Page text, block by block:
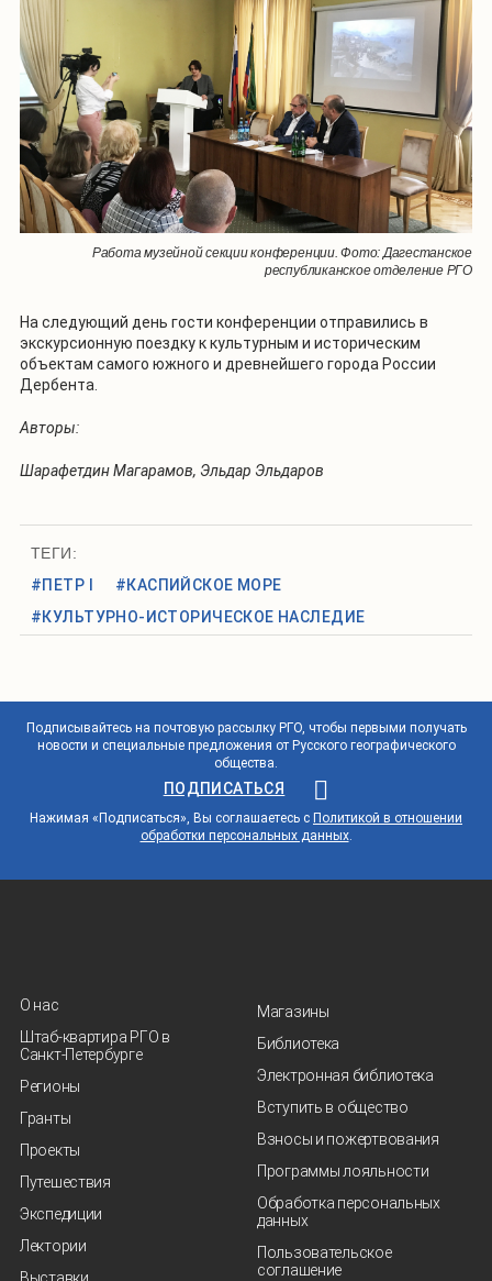
Работа музейной секции конференции. Фото: Дагестанское
республиканское отделение РГО
На следующий день гости конференции отправились в
экскурсионную поездку к культурным и историческим
объектам самого южного и древнейшего города России
Дербента.
Авторы:
Шарафетдин Магарамов, Эльдар Эльдаров
ТЕГИ:
#ПЕТР I
#КАСПИЙСКОЕ МОРЕ
#КУЛЬТУРНО-ИСТОРИЧЕСКОЕ НАСЛЕДИЕ
Подписывайтесь на почтовую рассылку РГО, чтобы первыми получать
новости и специальные предложения от Русского географического
общества.
ПОДПИСАТЬСЯ
Нажимая «Подписаться», Вы соглашаетесь с Политикой в отношении
обработки персональных данных.
О нас
Штаб-квартира РГО в
Санкт‑Петербурге
Регионы
Гранты
Проекты
Путешествия
Экспедиции
Лектории
Магазины
Библиотека
Электронная библиотека
Вступить в общество
Взносы и пожертвования
Программы лояльности
Обработка персональных
данных
Пользовательское
соглашение